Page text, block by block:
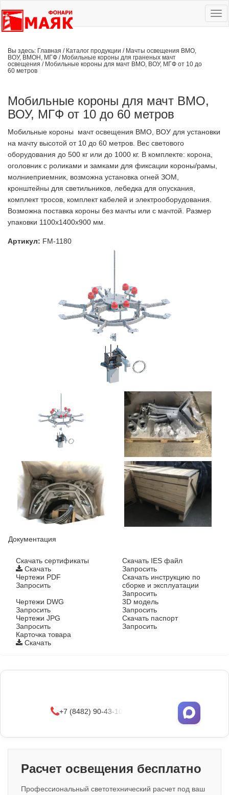
Вы здесь: Главная / Каталог продукции / Мачты освещения ВМО,
ВОУ, ВМОН, МГФ / Мобильные короны для граненых мачт
освещения / Мобильные короны для мачт ВМО, ВОУ, МГФ от 10 до
60 метров
Мобильные короны для мачт ВМО,
ВОУ, МГФ от 10 до 60 метров
Мобильные короны мачт освещения ВМО, ВОУ для установки
на мачту высотой от 10 до 60 метров. Вес светового
оборудования до 500 кг или до 1000 кг. В комплекте: корона,
оголовник с роликами и замками для фиксации короны/рамы,
молниеприемник, возможна установка огней ЗОМ,
кронштейны для светильников, лебедка для опускания,
комплект тросов, комплект кабелей и электрооборудования.
Возможна поставка короны без мачты или с мачтой. Размер
упаковки 1100х1400х900 мм.
Артикул: FM-1180
Документация
Cкачать сертификаты
Скачать
Скачать IES файл
Запросить
Чертежи PDF
Запросить
Скачать инструкцию по
сборке и эксплуатации
Запросить
Чертежи DWG
Запросить
3D модель
Запросить
Чертежи JPG
Запросить
Скачать паспорт
Запросить
Карточка товара
Скачать
+7 (8482) 90-43-10
Расчет освещения бесплатно
Профессиональный светотехнический расчет под ваш